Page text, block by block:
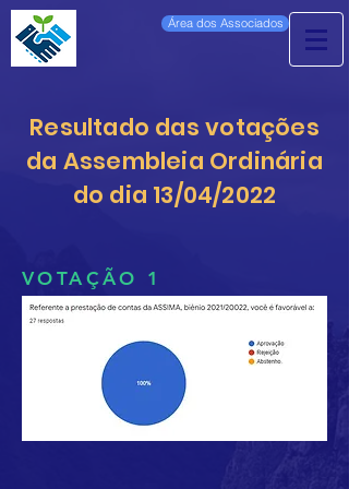
Área dos Associados
Resultado das votações
da Assembleia Ordinária
do dia 13/04/2022
VOTAÇÃO 1